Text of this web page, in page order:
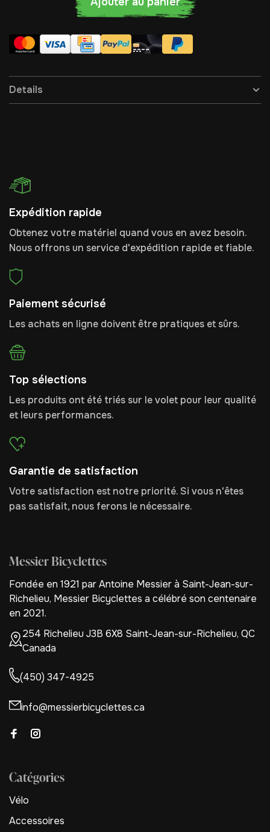
Details
Expédition rapide
Obtenez votre matériel quand vous en avez besoin.
Nous offrons un service d'expédition rapide et fiable.
Paiement sécurisé
Les achats en ligne doivent être pratiques et sûrs.
Top sélections
Les produits ont été triés sur le volet pour leur qualité
et leurs performances.
Garantie de satisfaction
Votre satisfaction est notre priorité. Si vous n'êtes
pas satisfait, nous ferons le nécessaire.
Messier Bicyclettes
Fondée en 1921 par Antoine Messier à Saint-Jean-sur-
Richelieu, Messier Bicyclettes a célébré son centenaire
en 2021.
254 Richelieu J3B 6X8 Saint-Jean-sur-Richelieu, QC
Canada
(450) 347-4925
info@messierbicyclettes.ca
Catégories
Vélo
Accessoires